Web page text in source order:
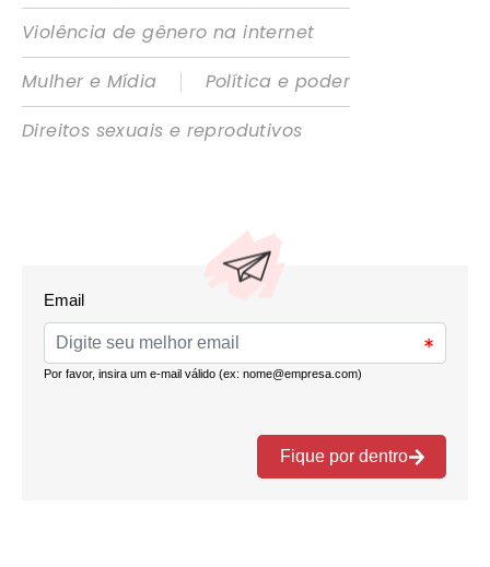
Violência de gênero na internet
Mulher e Mídia
|
Política e poder
Direitos sexuais e reprodutivos